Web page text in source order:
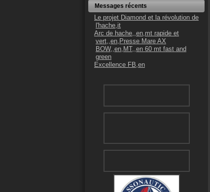
Messages récents
Le projet Diamond et la révolution de
l'hache,it
Arc de hache,,en,mt rapide et
vert,,en,Presse Mare AX
BOW,,en,MT,,en 60 mt fast and
green
Excellence FB,en